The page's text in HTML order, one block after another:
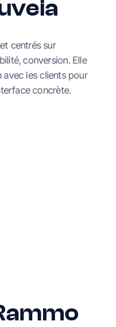
centrés sur
conversion. Elle
les clients pour
concrète.